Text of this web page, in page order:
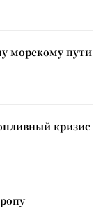
морскому пути
кризис